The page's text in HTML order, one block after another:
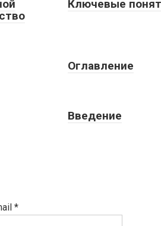
Ключевые
Оглавление
Введение
*